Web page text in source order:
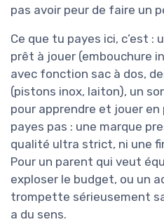
pas avoir peur de faire un
Ce que tu payes ici, c’est
prêt à jouer (embouchure
avec fonction sac à dos,
(pistons inox, laiton), un
pour apprendre et jouer
payes pas : une marque
qualité ultra strict, ni une
Pour un parent qui veut
exploser le budget, ou un
trompette sérieusement
a du sens.